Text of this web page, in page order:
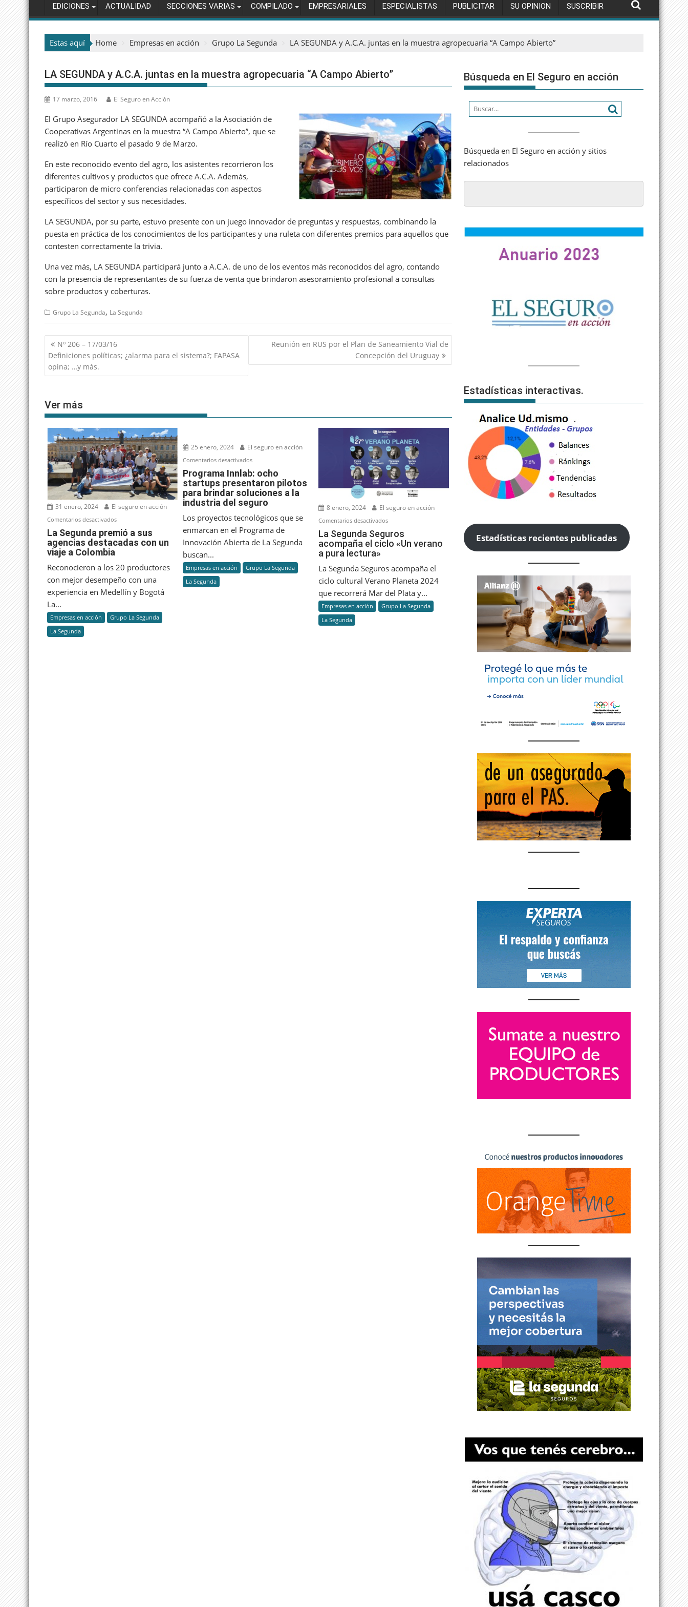
EDICIONES ACTUALIDAD SECCIONES VARIAS COMPILADO EMPRESARIALES ESPECIALISTAS PUBLICITAR SU OPINION SUSCRIBIR
Estas aquí Home Empresas en acción Grupo La Segunda LA SEGUNDA y A.C.A. juntas en la muestra agropecuaria “A Campo Abierto”
LA SEGUNDA y A.C.A. juntas en la muestra agropecuaria “A Campo Abierto”
17 marzo, 2016 El Seguro en Acción
El Grupo Asegurador LA SEGUNDA acompañó a la Asociación de
Cooperativas Argentinas en la muestra “A Campo Abierto”, que se
realizó en Río Cuarto el pasado 9 de Marzo.
En este reconocido evento del agro, los asistentes recorrieron los
diferentes cultivos y productos que ofrece A.C.A. Además,
participaron de micro conferencias relacionadas con aspectos
específicos del sector y sus necesidades.
LA SEGUNDA, por su parte, estuvo presente con un juego innovador de preguntas y respuestas, combinando la
puesta en práctica de los conocimientos de los participantes y una ruleta con diferentes premios para aquellos que
contesten correctamente la trivia.
Una vez más, LA SEGUNDA participará junto a A.C.A. de uno de los eventos más reconocidos del agro, contando
con la presencia de representantes de su fuerza de venta que brindaron asesoramiento profesional a consultas
sobre productos y coberturas.
Grupo La Segunda, La Segunda
Navegación
de
entradas
Nº 206 – 17/03/16
Definiciones políticas; ¿alarma para el sistema?; FAPASA
opina; …y más.
Reunión en RUS por el Plan de Saneamiento Vial de
Concepción del Uruguay
Ver más
31 enero, 2024 El seguro en acción
Comentarios desactivadosen
La
Segunda
a
sus
destacadas
un
La Segunda premió a sus
agencias destacadas con un
viaje a Colombia
Reconocieron a los 20 productores
con mejor desempeño con una
experiencia en Medellín y Bogotá
La...
Empresas en acción
Grupo La Segunda
La Segunda
25 enero, 2024 El seguro en acción
Comentarios desactivadosen
Programa
Innlab:
ocho
startups
presentaron
pilotos
para
soluciones
a
Programa Innlab: ocho
startups presentaron pilotos
para brindar soluciones a la
industria del seguro
Los proyectos tecnológicos que se
enmarcan en el Programa de
Innovación Abierta de La Segunda
buscan...
Empresas en acción
Grupo La Segunda
La Segunda
8 enero, 2024 El seguro en acción
Comentarios desactivadosen
La
Segunda
«Un
verano
La Segunda Seguros
acompaña el ciclo «Un verano
a pura lectura»
La Segunda Seguros acompaña el
ciclo cultural Verano Planeta 2024
que recorrerá Mar del Plata y...
Empresas en acción
Grupo La Segunda
La Segunda
Búsqueda en El Seguro en acción
Búsqueda en El Seguro en acción y sitios
relacionados
Estadísticas interactivas.
Estadísticas recientes publicadas